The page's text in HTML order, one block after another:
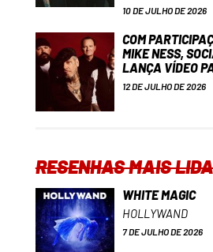
10 DE JULHO DE 2026
COM
MIKE NESS,
LANÇA VÍDEO
12 DE JULHO DE 2026
RESENHAS MAIS
WHITE MAGIC
HOLLYWAND
7 DE JULHO DE 2026